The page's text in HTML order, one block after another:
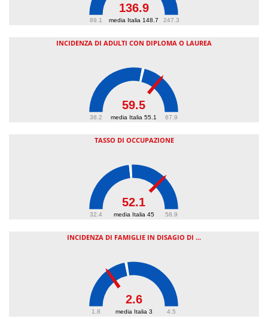
media Italia 148.7
136.9
89.1 247.3
INCIDENZA DI ADULTI CON DIPLOMA O LAUREA
media Italia 55.1
59.5
38.2 67.9
TASSO DI OCCUPAZIONE
media Italia 45
52.1
32.4 58.9
INCIDENZA DI FAMIGLIE IN DISAGIO DI ...
media Italia 3
2.6
1.8 4.5